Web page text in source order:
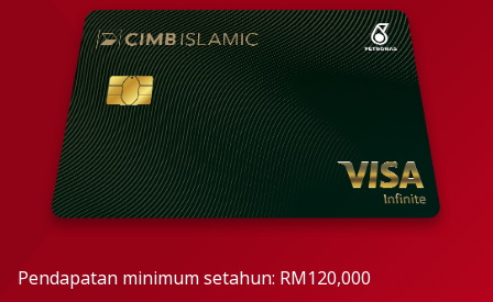
Pendapatan minimum setahun: RM120,000